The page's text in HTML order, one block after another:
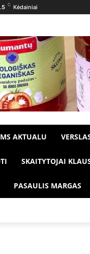
C Kėdainiai
AKTUALU
SKAITYTOJAI
PASAULIS MARGAS